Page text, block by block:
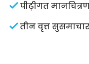
पीढ़ीगत
तीन वृत्त सुसमाचार